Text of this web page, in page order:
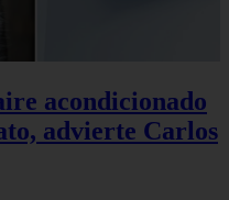
acondicionado
advierte Carlos